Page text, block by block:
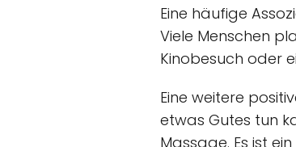
Eine häufige
Viele Menschen
Kinobesuch oder
Eine weitere
etwas Gutes tun
Massage. Es ist